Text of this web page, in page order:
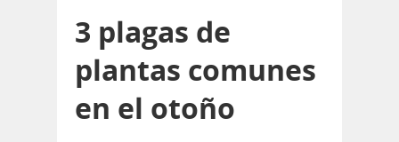
3 plagas de
plantas comunes
en el otoño